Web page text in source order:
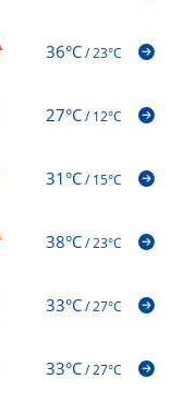
36°C/23°C
27°C/12°C
31°C/15°C
38°C/23°C
33°C/27°C
33°C/27°C